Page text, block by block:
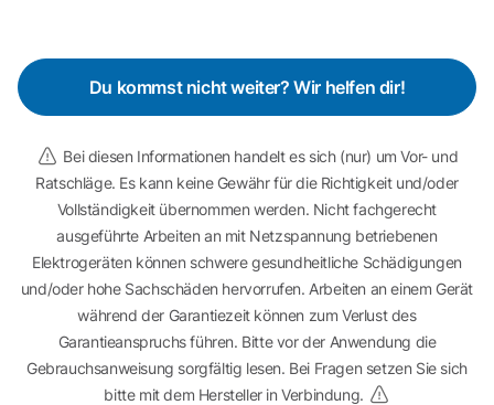
Du kommst nicht weiter? Wir helfen dir!
Bei diesen Informationen handelt es sich (nur) um Vor- und
Ratschläge. Es kann keine Gewähr für die Richtigkeit und/oder
Vollständigkeit übernommen werden. Nicht fachgerecht
ausgeführte Arbeiten an mit Netzspannung betriebenen
Elektrogeräten können schwere gesundheitliche Schädigungen
und/oder hohe Sachschäden hervorrufen. Arbeiten an einem Gerät
während der Garantiezeit können zum Verlust des
Garantieanspruchs führen. Bitte vor der Anwendung die
Gebrauchsanweisung sorgfältig lesen. Bei Fragen setzen Sie sich
bitte mit dem Hersteller in Verbindung.